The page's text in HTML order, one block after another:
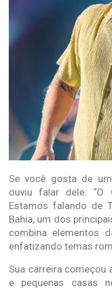
Se você gosta de
ouviu falar dele: “O
Estamos falando de
Bahia, um dos
combina elementos
enfatizando temas
Sua carreira começou
e pequenas casas